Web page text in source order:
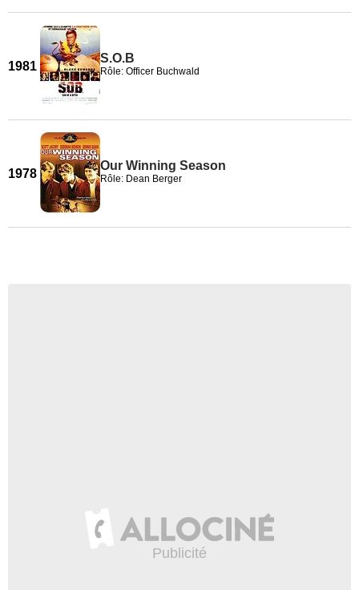
1981
S.O.B
Rôle: Officer Buchwald
1978
Our Winning Season
Rôle: Dean Berger